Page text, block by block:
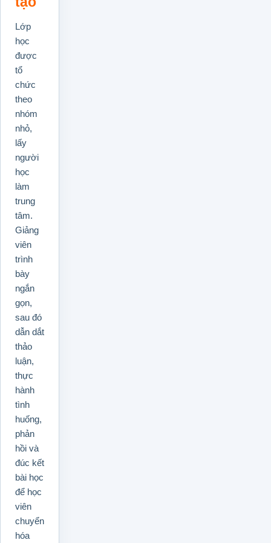
Lớp
học
được
tổ
chức
theo
nhóm
nhỏ,
lấy
người
học
làm
trung
tâm.
Giảng
viên
trình
bày
ngắn
gọn,
sau đó
dẫn dắt
thảo
luận,
thực
hành
tình
huống,
phản
hồi và
đúc kết
bài học
để học
viên
chuyển
hóa